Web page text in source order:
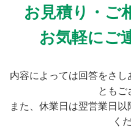
お見積り・ご
お気軽にご
内容によっては回答をさ
ともご
また、休業日は翌営業日
く